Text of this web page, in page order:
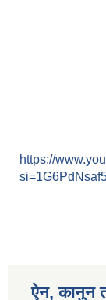
https://
ऐन, कानुन